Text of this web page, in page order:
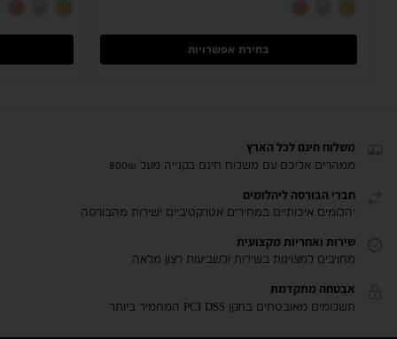
בחירת אפשרויות
משלוח חינם לכל הארץ
ממהרים אליכם עם משלוח חינם בקנייה מעל 800₪
חברי הבורסה ליהלומים
יהלומים איכותיים במחירים אטרקטיביים ישירות מהבורסה
שירות ואחריות מקצועית
מחויבים למצוינות בשירות ולשביעות רצון מלאה
אבטחה מתקדמת
תשלומים מאובטחים בתקן PCI DSS המחמיר ביותר